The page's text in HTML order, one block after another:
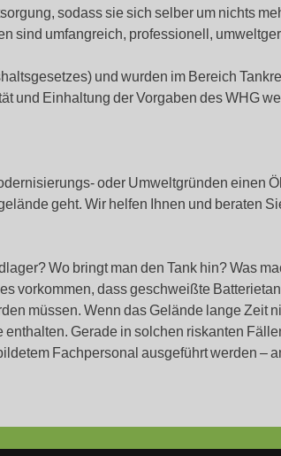
sodass sie sich selber um nichts
sind umfangreich, professionell,
und wurden im Bereich
und Einhaltung der Vorgaben des WHG
oder Umweltgründen einen
geht. Wir helfen Ihnen und beraten
Wo bringt man den Tank hin? Was
vorkommen, dass geschweißte
müssen. Wenn das Gelände lange Zeit
Gerade in solchen riskanten
Fachpersonal ausgeführt werden –